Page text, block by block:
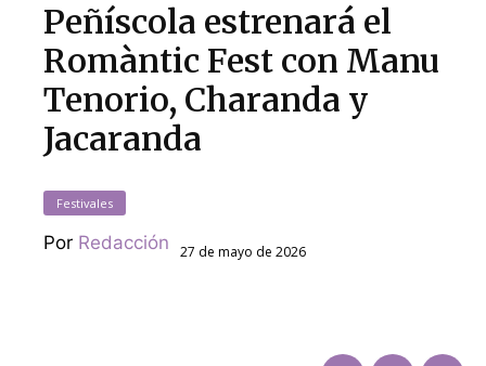
Peñíscola estrenará el
Romàntic Fest con Manu
Tenorio, Charanda y
Jacaranda
Festivales
Por Redacción 27 de mayo de 2026